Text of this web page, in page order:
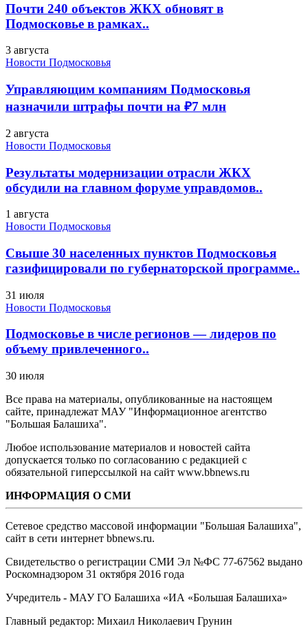
Почти 240 объектов ЖКХ обновят в
Подмосковье в рамках..
3 августа
Новости Подмосковья
Управляющим компаниям Подмосковья
назначили штрафы почти на ₽7 млн
2 августа
Новости Подмосковья
Результаты модернизации отрасли ЖКХ
обсудили на главном форуме управдомов..
1 августа
Новости Подмосковья
Свыше 30 населенных пунктов Подмосковья
газифицировали по губернаторской программе..
31 июля
Новости Подмосковья
Подмосковье в числе регионов — лидеров по
объему привлеченного..
30 июля
Все права на материалы, опубликованные на настоящем
сайте, принадлежат МАУ "Информационное агентство
"Большая Балашиха".
Любое использование материалов и новостей сайта
допускается только по согласованию с редакцией с
обязательной гиперссылкой на сайт www.bbnews.ru
ИНФОРМАЦИЯ О СМИ
Сетевое средство массовой информации "Большая Балашиха",
сайт в сети интернет bbnews.ru.
Свидетельство о регистрации СМИ Эл №ФС ‎77-67562 выдано
Роскомнадзором 31 октября 2016 года
Учредитель - МАУ ГО Балашиха «ИА «Большая Балашиха»
Главный редактор: Михаил Николаевич Грунин